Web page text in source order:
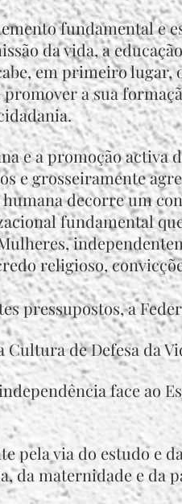
fundamental e
da vida, a
em primeiro
promover a sua
e a promoção
e grosseiramente
decorre um
fundamental
religioso,
pressupostos, a
de Defesa da
face ao
pela via do estudo e
da maternidade e da